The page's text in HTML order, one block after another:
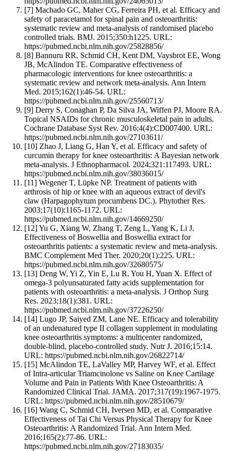
[7] Machado GC, Maher CG, Ferreira PH, et al. Efficacy and
safety of paracetamol for spinal pain and osteoarthritis:
systematic review and meta-analysis of randomised placebo
controlled trials. BMJ. 2015;350:h1225. URL:
https://pubmed.ncbi.nlm.nih.gov/25828856/
[8] Bannuru RR, Schmid CH, Kent DM, Vaysbrot EE, Wong
JB, McAlindon TE. Comparative effectiveness of
pharmacologic interventions for knee osteoarthritis: a
systematic review and network meta-analysis. Ann Intern
Med. 2015;162(1):46-54. URL:
https://pubmed.ncbi.nlm.nih.gov/25560713/
[9] Derry S, Conaghan P, Da Silva JA, Wiffen PJ, Moore RA.
Topical NSAIDs for chronic musculoskeletal pain in adults.
Cochrane Database Syst Rev. 2016;4(4):CD007400. URL:
https://pubmed.ncbi.nlm.nih.gov/27103611/
[10] Zhao J, Liang G, Han Y, et al. Efficacy and safety of
curcumin therapy for knee osteoarthritis: A Bayesian network
meta-analysis. J Ethnopharmacol. 2024;321:117493. URL:
https://pubmed.ncbi.nlm.nih.gov/38036015/
[11] Wegener T, Lüpke NP. Treatment of patients with
arthrosis of hip or knee with an aqueous extract of devil's
claw (Harpagophytum procumbens DC.). Phytother Res.
2003;17(10):1165-1172. URL:
https://pubmed.ncbi.nlm.nih.gov/14669250/
[12]Yu G, Xiang W, Zhang T, Zeng L, Yang K, Li J.
Effectiveness of Boswellia and Boswellia extract for
osteoarthritis patients: a systematic review and meta-analysis.
BMC Complement Med Ther. 2020;20(1):225. URL:
https://pubmed.ncbi.nlm.nih.gov/32680575/
[13] Deng W, Yi Z, Yin E, Lu R, You H, Yuan X. Effect of
omega-3 polyunsaturated fatty acids supplementation for
patients with osteoarthritis: a meta-analysis. J Orthop Surg
Res. 2023;18(1):381. URL:
https://pubmed.ncbi.nlm.nih.gov/37226250/
[14] Lugo JP, Saiyed ZM, Lane NE. Efficacy and tolerability
of an undenatured type II collagen supplement in modulating
knee osteoarthritis symptoms: a multicenter randomized,
double-blind, placebo-controlled study. Nutr J. 2016;15:14.
URL: https://pubmed.ncbi.nlm.nih.gov/26822714/
[15] McAlindon TE, LaValley MP, Harvey WF, et al. Effect
of Intra-articular Triamcinolone vs Saline on Knee Cartilage
Volume and Pain in Patients With Knee Osteoarthritis: A
Randomized Clinical Trial. JAMA. 2017;317(19):1967-1975.
URL: https://pubmed.ncbi.nlm.nih.gov/28510679/
[16] Wang C, Schmid CH, Iversen MD, et al. Comparative
Effectiveness of Tai Chi Versus Physical Therapy for Knee
Osteoarthritis: A Randomized Trial. Ann Intern Med.
2016;165(2):77-86. URL:
https://pubmed.ncbi.nlm.nih.gov/27183035/